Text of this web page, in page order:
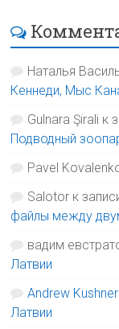
Наталья
Кеннеди, Мыс
Gulnara Şirali к
Подводный
Pavel
Salotor к
файлы между
вадим
Латвии
Andrew
Латвии